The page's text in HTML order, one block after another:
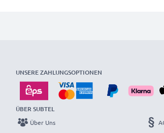
UNSERE ZAHLUNGSOPTIONEN
ÜBER SUBTEL
Über Uns